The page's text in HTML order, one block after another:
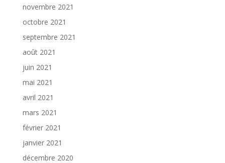
novembre 2021
octobre 2021
septembre 2021
août 2021
juin 2021
mai 2021
avril 2021
mars 2021
février 2021
janvier 2021
décembre 2020